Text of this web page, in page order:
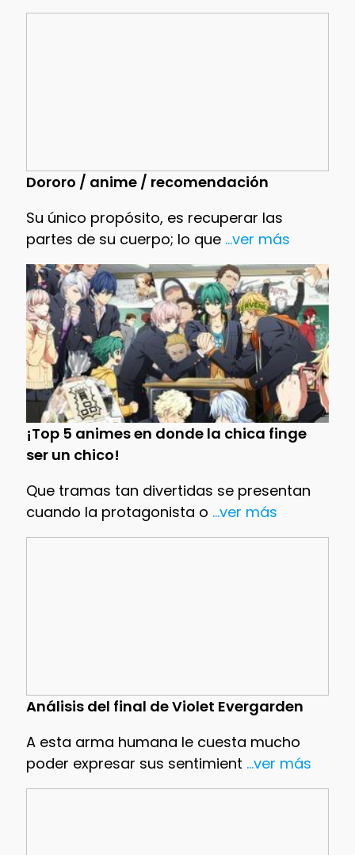
Dororo / anime / recomendación
Su único propósito, es recuperar las
partes de su cuerpo; lo que...ver más
¡Top 5 animes en donde la chica finge
ser un chico!
Que tramas tan divertidas se presentan
cuando la protagonista o ...ver más
Análisis del final de Violet Evergarden
A esta arma humana le cuesta mucho
poder expresar sus sentimient ...ver más